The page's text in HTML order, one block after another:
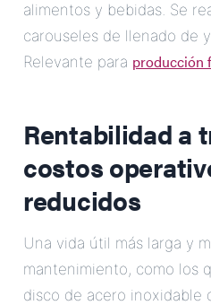
alimentos y bebidas. Se
carouseles de llenado de
Relevante para producción
Rentabilidad a
costos
reducidos
Una vida útil más larga y
mantenimiento, como los
disco de acero inoxidable